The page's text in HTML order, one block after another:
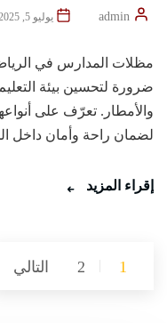
يوليو 5, 2025
مظلات المدارس في
ضرورة لتحسين بيئة
والأمطار. تعرّف على
لضمان راحة وأمان داخل
إقراء المزيد
تعدد
1
2 التالي